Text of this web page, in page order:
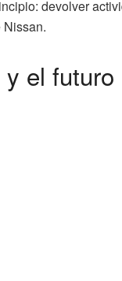
devolver
Nissan.
el futuro